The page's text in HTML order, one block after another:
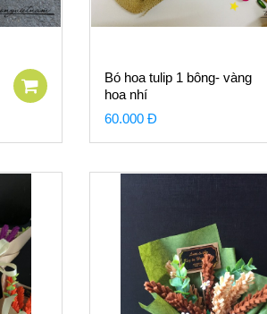
Bó hoa tulip 1 bông- vàng
hoa nhí
60.000 Đ